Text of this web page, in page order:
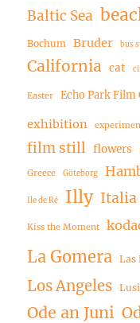
Baltic Sea
Bochum Bruder bus
California cat
Easter Echo Park Film
exhibition
film still flowers
Greece Göteborg
Ile de Ré Illy Italia
Kiss the Moment
La Gomera Las
Los Angeles
Ode an Juni